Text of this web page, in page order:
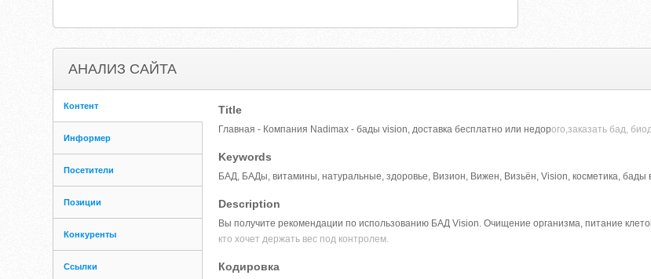
АНАЛИЗ САЙТА
Контент
Информер
Посетители
Позиции
Конкуренты
Ссылки
Title
Главная - Компания Nadimax - бады vision, доставка бесплатно или недорого,заказать бад,
Keywords
БАД, БАДы, витамины, натуральные, здоровье, Визион, Вижен, Визьён, Vision, косметика, бады
Description
Вы получите рекомендации по использованию БАД Vision. Очищение организма, питание
кто хочет держать вес под контролем.
Кодировка